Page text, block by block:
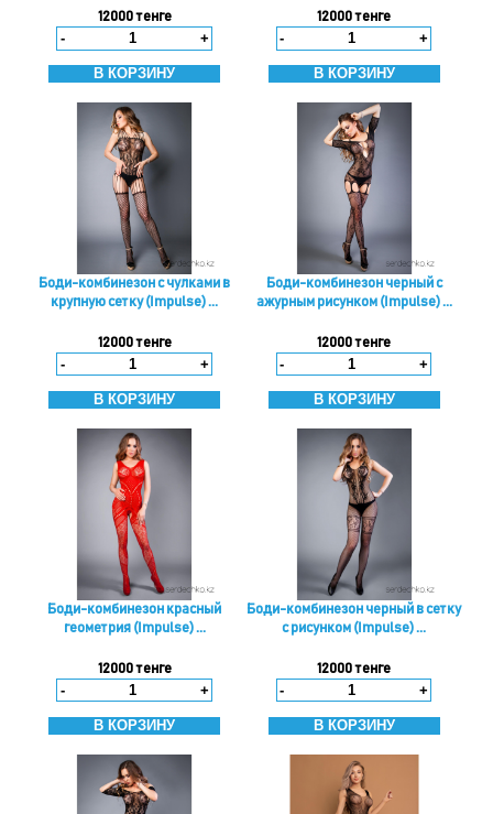
Добавить товар в корзину ×
Авторизация / Регистрация
Авторизация Регистрация
|Забыл пароль?
12000 тенге
- +
12000 тенге
- +
Боди-комбинезон с чулками в
крупную сетку (Impulse) ...
12000 тенге
- +
Боди-комбинезон черный с
ажурным рисунком (Impulse) ...
12000 тенге
- +
Боди-комбинезон красный
геометрия (Impulse) ...
12000 тенге
- +
Боди-комбинезон черный в сетку
с рисунком (Impulse) ...
12000 тенге
- +